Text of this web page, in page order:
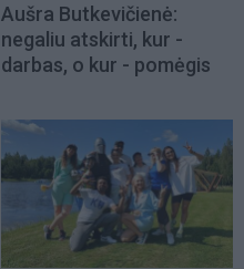
Aušra Butkevičienė:
negaliu atskirti, kur -
darbas, o kur - pomėgis